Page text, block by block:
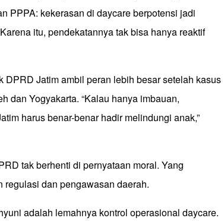
PPPA: kekerasan di daycare berpotensi jadi
itu, pendekatannya tak bisa hanya reaktif
DPRD Jatim ambil peran lebih besar setelah kasus
dan Yogyakarta. “Kalau hanya imbauan,
harus benar-benar hadir melindungi anak,”
tak berhenti di pernyataan moral. Yang
regulasi dan pengawasan daerah.
adalah lemahnya kontrol operasional daycare.